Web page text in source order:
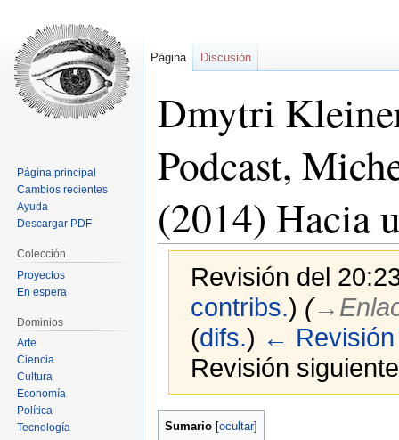
Dmytri
Podcast,
(2014) Hacia
Revisión del
contribs.) (
(difs.) ← Revisión
Revisión
Sumario
Página Discusión
Página principal
Cambios recientes
Ayuda
Descargar PDF
Colección
Proyectos
En espera
Dominios
Arte
Ciencia
Cultura
Economía
Política
Tecnología